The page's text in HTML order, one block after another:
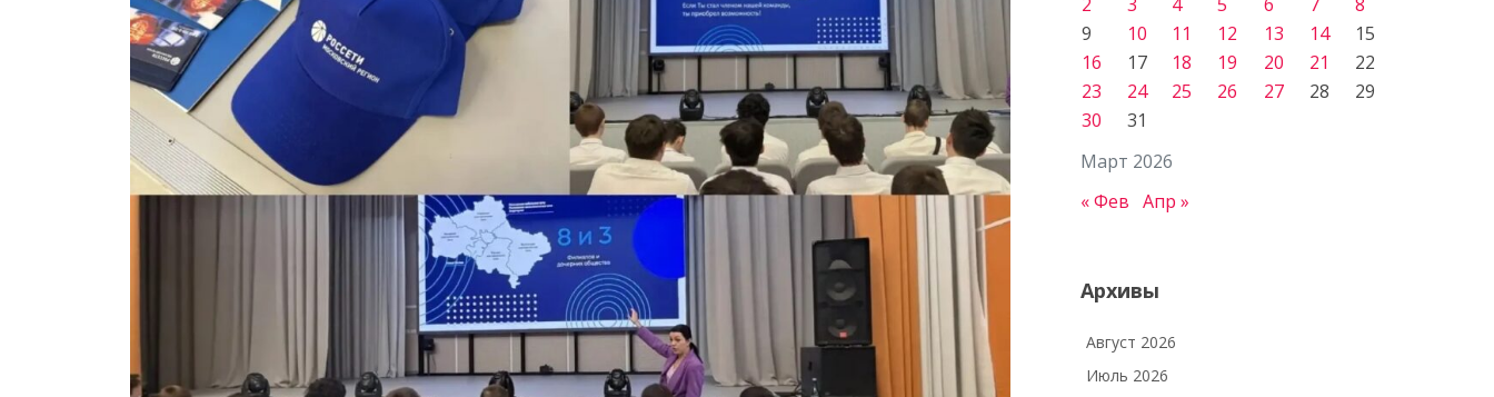
Март 2026
9
10 11 12 13 14
15
16
17 18 19 20 21
22
23
24 25 26 27 28
29
30
31
« Фев Апр »
Архивы
Август 2026
Июль 2026